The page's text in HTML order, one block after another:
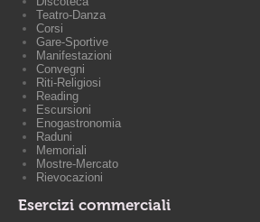
Teatro-Danza
Corsi
Gare-Sportive
Manifestazioni
Convegni
Riti-Religiosi
Reading
Escursioni
Enogastronomia
Raduni
Memoriali
Mostre-Mercato
Rievocazioni
Esercizi commerciali